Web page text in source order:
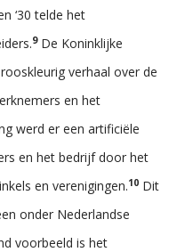
‘30 telde het
9De Koninklijke
verhaal over de
en het
werd er een artificiële
en het bedrijf door het
en verenigingen.10 Dit
onder Nederlandse
voorbeeld is het